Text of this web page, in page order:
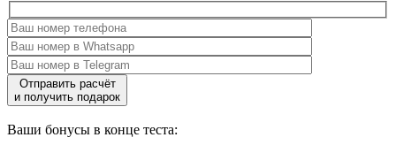
Отправить расчёт
и получить подарок
Ваши бонусы в конце теста: